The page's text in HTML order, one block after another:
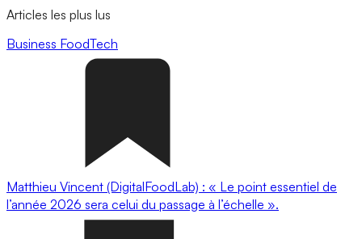
Articles les plus lus
Business FoodTech
Matthieu Vincent (DigitalFoodLab) : « Le point essentiel de
l’année 2026 sera celui du passage à l’échelle ».